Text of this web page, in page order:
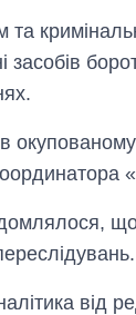
та
засобів
окупованому
від